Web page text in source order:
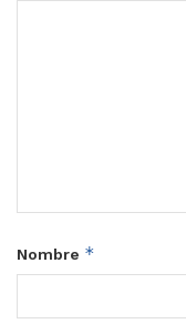
Nombre *